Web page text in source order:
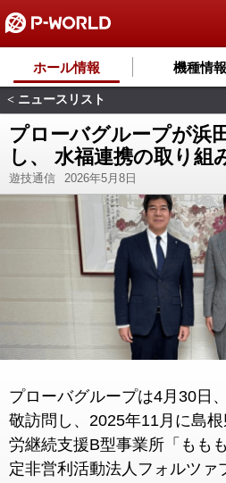
ホール情報 機種情報
< ニュースリスト
プローバグループが浜
し、 水福連携の取り組
遊技通信 2026年5月8日
プローバグループは4月30日
敬訪問し、2025年11月に島
労継続支援B型事業所「もも
定非営利活動法人フォルツァ